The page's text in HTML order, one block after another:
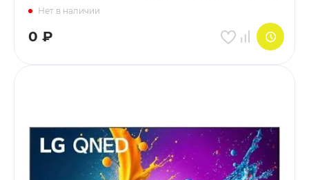
Нет в наличии
0 ₽